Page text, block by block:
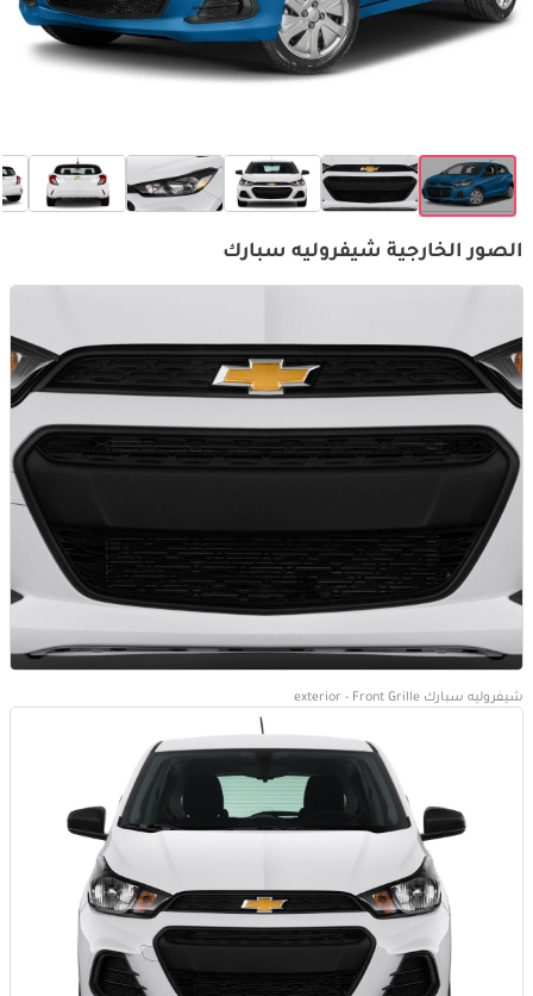
الصور الخارجية شيفروليه سبارك
شيفروليه سبارك exterior - Front Grille